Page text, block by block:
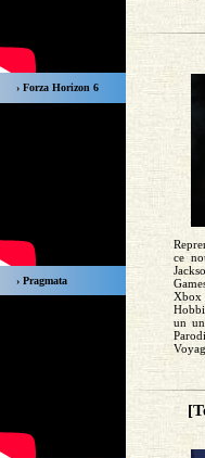
› Forza Horizon 6
› Pragmata
ce
un